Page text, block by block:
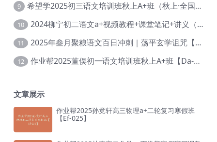
9 希望学2025初三语文培训班秋上A+班（秋上·全国版·A+）【Da-031】
10 2024柳宁初二语文a+视频教程+课堂笔记+讲义（暑假班+秋季班）【Da-003】
11 2025年叁月聚粮语文百日冲刺｜荡平玄学诅咒【Ea-001】
12 作业帮2025董俣初一语文培训班秋上A+班【Da-038】
文章展示
作业帮2025孙竟轩高三物理a+二轮复习寒假班
【Ef-025】